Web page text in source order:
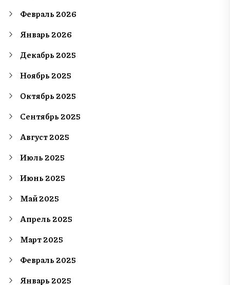
Февраль 2026
Январь 2026
Декабрь 2025
Ноябрь 2025
Октябрь 2025
Сентябрь 2025
Август 2025
Июль 2025
Июнь 2025
Май 2025
Апрель 2025
Март 2025
Февраль 2025
Январь 2025